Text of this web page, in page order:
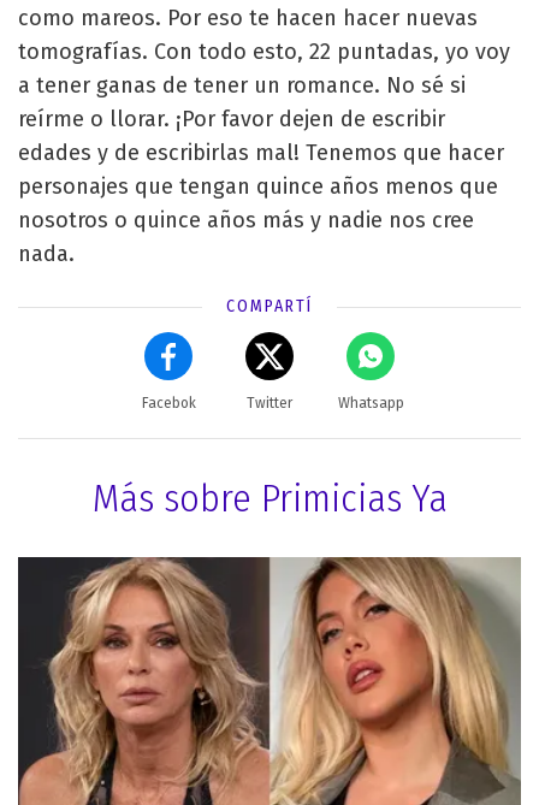
como mareos. Por eso te hacen hacer nuevas
tomografías. Con todo esto, 22 puntadas, yo voy
a tener ganas de tener un romance. No sé si
reírme o llorar. ¡Por favor dejen de escribir
edades y de escribirlas mal! Tenemos que hacer
personajes que tengan quince años menos que
nosotros o quince años más y nadie nos cree
nada.
COMPARTÍ
Facebok Twitter Whatsapp
Más sobre Primicias Ya